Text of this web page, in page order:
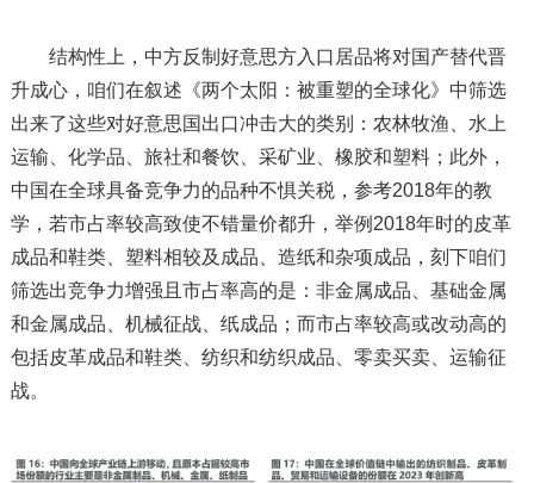
结构性上，中方反制好意思方入口居品将对国产替代晋
升成心，咱们在叙述《两个太阳：被重塑的全球化》中筛选
出来了这些对好意思国出口冲击大的类别：农林牧渔、水上
运输、化学品、旅社和餐饮、采矿业、橡胶和塑料；此外，
中国在全球具备竞争力的品种不惧关税，参考2018年的教
学，若市占率较高致使不错量价都升，举例2018年时的皮革
成品和鞋类、塑料相较及成品、造纸和杂项成品，刻下咱们
筛选出竞争力增强且市占率高的是：非金属成品、基础金属
和金属成品、机械征战、纸成品；而市占率较高或改动高的
包括皮革成品和鞋类、纺织和纺织成品、零卖买卖、运输征
战。